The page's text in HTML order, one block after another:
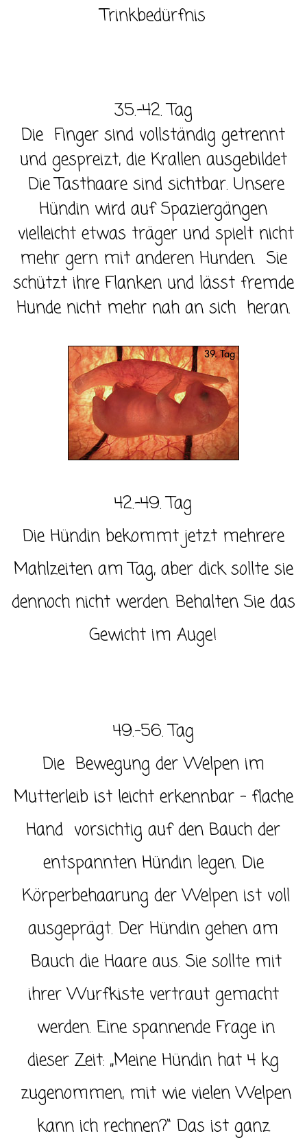
Trinkbedürfnis
35.-42. Tag
Die Finger sind vollständig getrennt
und gespreizt, die Krallen ausgebildet
Die Tasthaare sind sichtbar. Unsere
Hündin wird auf Spaziergängen
vielleicht etwas träger und spielt nicht
mehr gern mit anderen Hunden. Sie
schützt ihre Flanken und lässt fremde
Hunde nicht mehr nah an sich heran.
42.-49. Tag
Die Hündin bekommt jetzt mehrere
Mahlzeiten am Tag, aber dick sollte sie
dennoch nicht werden. Behalten Sie das
Gewicht im Auge!
49.-56. Tag
Die Bewegung der Welpen im
Mutterleib ist leicht erkennbar – flache
Hand vorsichtig auf den Bauch der
entspannten Hündin legen. Die
Körperbehaarung der Welpen ist voll
ausgeprägt. Der Hündin gehen am
Bauch die Haare aus. Sie sollte mit
ihrer Wurfkiste vertraut gemacht
werden. Eine spannende Frage in
dieser Zeit: „Meine Hündin hat 4 kg
zugenommen, mit wie vielen Welpen
kann ich rechnen?“ Das ist ganz